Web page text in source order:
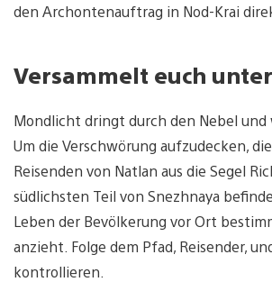
den Archontenauftrag in Nod-Krai
Versammelt euch
Mondlicht dringt durch den Nebel
Um die Verschwörung aufzudecken,
Reisenden von Natlan aus die Segel
südlichsten Teil von Snezhnaya
Leben der Bevölkerung vor Ort
anzieht. Folge dem Pfad, Reisender,
kontrollieren.